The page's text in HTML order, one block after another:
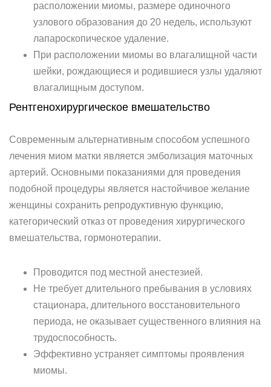
расположении миомы, размере одиночного
узлового образования до 20 недель, используют
лапароскопическое удаление.
При расположении миомы во влагалищной части
шейки, рождающиеся и родившиеся узлы удаляют
влагалищным доступом.
Рентгенохирургическое вмешательство
Современным альтернативным способом успешного
лечения миом матки является эмболизация маточных
артерий. Основными показаниями для проведения
подобной процедуры является настойчивое желание
женщины сохранить репродуктивную функцию,
категорический отказ от проведения хирургического
вмешательства, гормонотерапии.
Проводится под местной анестезией.
Не требует длительного пребывания в условиях
стационара, длительного восстановительного
периода, не оказывает существенного влияния на
трудоспособность.
Эффективно устраняет симптомы проявления
миомы.